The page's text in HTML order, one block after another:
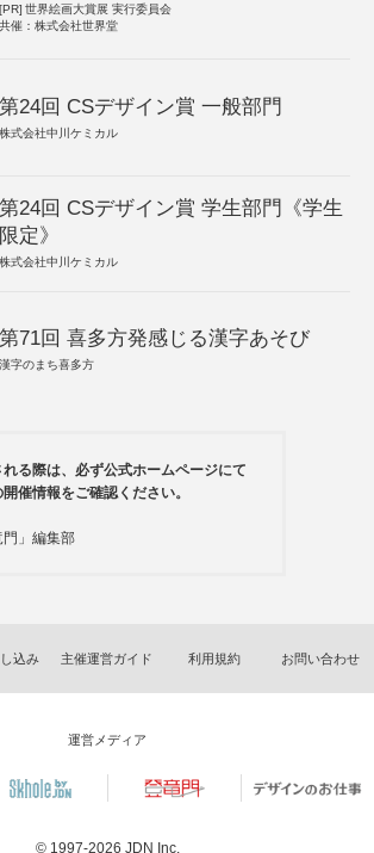
[PR] 世界絵画大賞展 実行委員会
共催：株式会社世界堂
第24回 CSデザイン賞 一般部門
株式会社中川ケミカル
第24回 CSデザイン賞 学生部門《学生
限定》
株式会社中川ケミカル
第71回 喜多方発感じる漢字あそび
漢字のまち喜多方
れる際は、必ず公式ホームページにて
催情報をご確認ください。
門」編集部
込み 主催運営ガイド 利用規約 お問い合わせ
運営メディア
© 1997-2026 JDN Inc.